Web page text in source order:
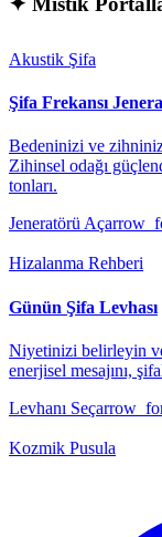
Akustik Şifa
Şifa Frekansı
Bedeninizi ve
Zihinsel odağı
tonları.
Jeneratörü Aç
Hizalanma Rehberi
Günün Şifa Levhası
Niyetinizi belirleyin
enerjisel mesajını,
Levhanı Seç
Kozmik Pusula